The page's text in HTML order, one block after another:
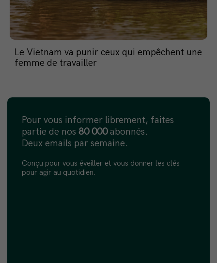
Le Vietnam va punir ceux qui empêchent une
femme de travailler
Pour vous informer librement, faites
partie de nos 80 000abonnés.
Deux emails par semaine.
Conçu pour vous éveiller et vous donner les clés
pour agir au quotidien.